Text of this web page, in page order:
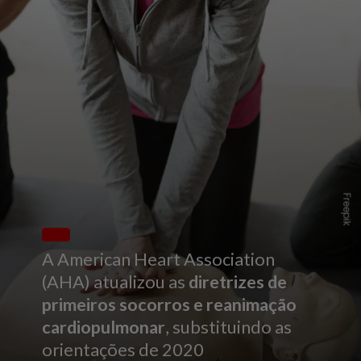
A American Heart Association
(AHA) atualizou as diretrizes de
primeiros socorros e reanimação
cardiopulmonar, substituindo as
orientações de 2020
Freepik